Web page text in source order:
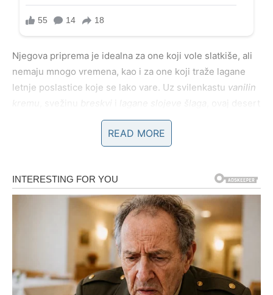
Njegova priprema je idealna za one koji vole slatkiše, ali
nemaju mnogo vremena, kao i za one koji traže lagane
letnje poslastice koje se lako vare. Uz svilenkastu vanilin
, svežinu breskvi i lagane slojeve šlaga
, ovaj desert
predstavlja savršeno osveženje. Prikladan je kako za
porodične ručkove, tako i za posebne prilike.
ovu poslasticu, uz detaljna objašnjenja, korisne savete i
naglašavanje važnih detalja koji čine razliku između
običnog i izvanrednog kolača.
Sastojci koje ćete trebati
Da biste napravili ovu kremastu poslasticu, biće vam
READ MORE